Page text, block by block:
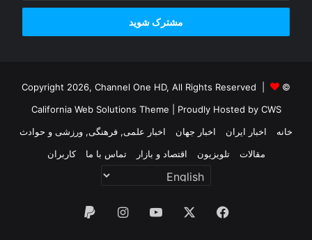
خود
وارد
© Copyright 2026, Channel One HD, All Rights Reserved |
California Web Solutions Theme | Proudly Hosted by CWS
خانه
اخبار ایران اخبار جهان
اخبار علمی, فرهنگی, ورزشی و حوادث
مقالات
تلویزیون اقتصاد و بازار تماس با ما کاربران
فیس یوتیوباینستاگرامپی‌پال